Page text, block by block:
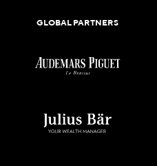
GLOBAL PARTNERS